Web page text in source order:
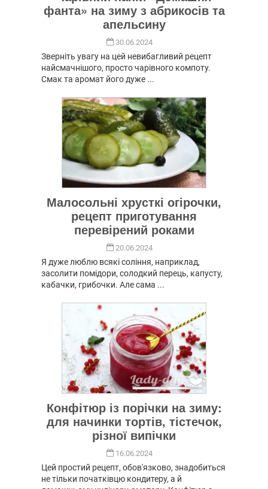
фанта» на зиму з абрикосів та
апельсину
30.06.2024
Зверніть увагу на цей невибагливий рецепт
найсмачнішого, просто чарівного компоту.
Смак та аромат його дуже ...
Малосольні хрусткі огірочки,
рецепт приготування
перевірений роками
20.06.2024
Я дуже люблю всякі соління, наприклад,
засолити помідори, солодкий перець, капусту,
кабачки, грибочки. Але сама ...
Конфітюр із порічки на зиму:
для начинки тортів, тістечок,
різної випічки
16.06.2024
Цей простий рецепт, обов'язково, знадобиться
не тільки початківцю кондитеру, а й